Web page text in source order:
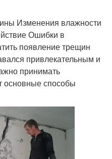
Изменения влажности
Ошибки в
появление трещин
привлекательным и
принимать
основные способы